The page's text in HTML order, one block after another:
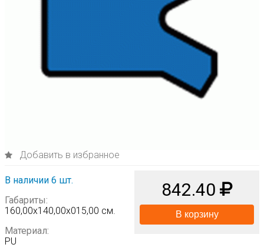
Добавить в избранное
В наличии 6 шт.
Габариты:
160,00х140,00х015,00 см.
Материал:
PU
842.40
В корзину